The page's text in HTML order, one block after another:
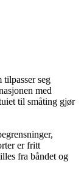
seg
med
til småting gjør
er fritt
fra båndet og